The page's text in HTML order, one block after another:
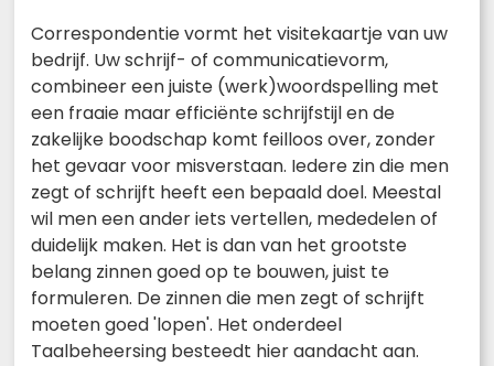
Correspondentie vormt het visitekaartje van uw
bedrijf. Uw schrijf- of communicatievorm,
combineer een juiste (werk)woordspelling met
een fraaie maar efficiënte schrijfstijl en de
zakelijke boodschap komt feilloos over, zonder
het gevaar voor misverstaan. Iedere zin die men
zegt of schrijft heeft een bepaald doel. Meestal
wil men een ander iets vertellen, mededelen of
duidelijk maken. Het is dan van het grootste
belang zinnen goed op te bouwen, juist te
formuleren. De zinnen die men zegt of schrijft
moeten goed 'lopen'. Het onderdeel
Taalbeheersing besteedt hier aandacht aan.